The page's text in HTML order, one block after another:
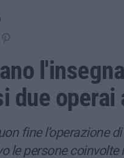
due operai
fine l’operazione
le persone coinvolte